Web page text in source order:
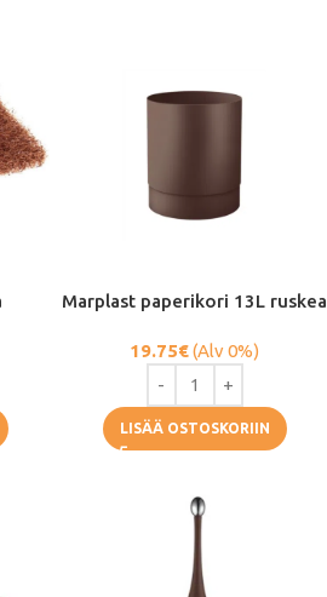
Marplast paperikori 13L ruskea
19.75€(Alv 0%)
LISÄÄ OSTOSKORIIN